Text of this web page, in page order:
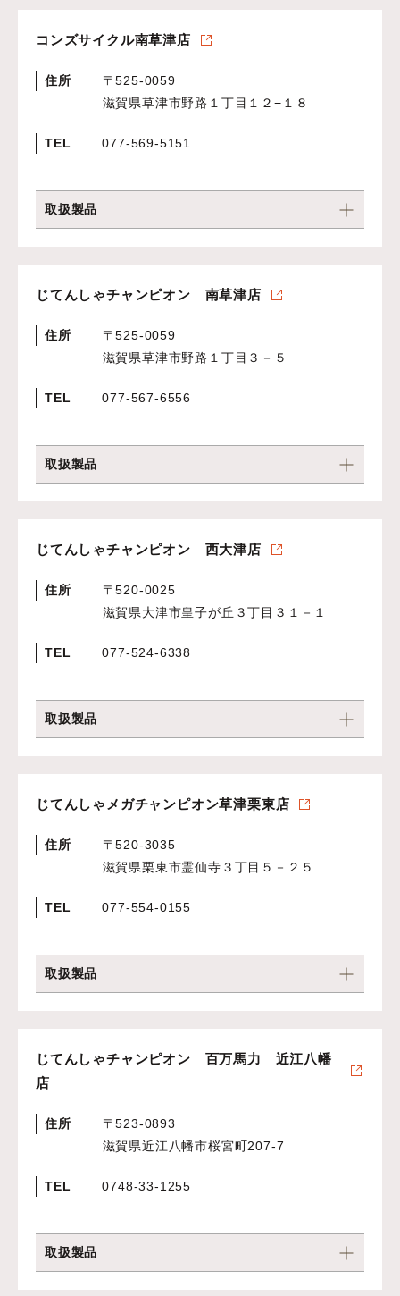
コンズサイクル南草津店
住所
〒525-0059
滋賀県草津市野路１丁目１２−１８
TEL 077-569-5151
取扱製品
じてんしゃチャンピオン 南草津店
住所
〒525-0059
滋賀県草津市野路１丁目３－５
TEL 077-567-6556
取扱製品
じてんしゃチャンピオン 西大津店
住所
〒520-0025
滋賀県大津市皇子が丘３丁目３１－１
TEL 077-524-6338
取扱製品
じてんしゃメガチャンピオン草津栗東店
住所
〒520-3035
滋賀県栗東市霊仙寺３丁目５－２５
TEL 077-554-0155
取扱製品
じてんしゃチャンピオン 百万馬力 近江八幡
店
住所
〒523-0893
滋賀県近江八幡市桜宮町207-7
TEL 0748-33-1255
取扱製品